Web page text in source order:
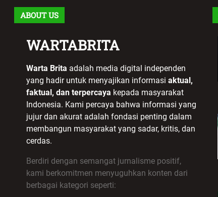
ABOUT US
WARTABRITA
Warta Brita adalah media digital independen
yang hadir untuk menyajikan informasi aktual,
faktual, dan terpercaya kepada masyarakat
Indonesia. Kami percaya bahwa informasi yang
jujur dan akurat adalah fondasi penting dalam
membangun masyarakat yang sadar, kritis, dan
cerdas.
Berdiri dengan semangat jurnalisme positif,
kami berkomitmen menyuguhkan konten dari
berbagai kategori seperti: